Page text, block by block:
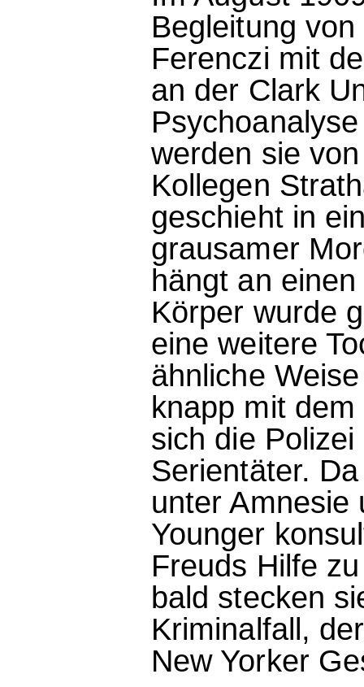
Begleitung
Ferenczi mit
an der Clark
werden sie
Kollegen
geschieht in
grausamer
hängt an
Körper wurde
eine weitere
ähnliche
knapp mit
sich die
Serientäter.
unter Amnesie
Younger
Freuds Hilfe
bald stecken
Kriminalfall,
New Yorker